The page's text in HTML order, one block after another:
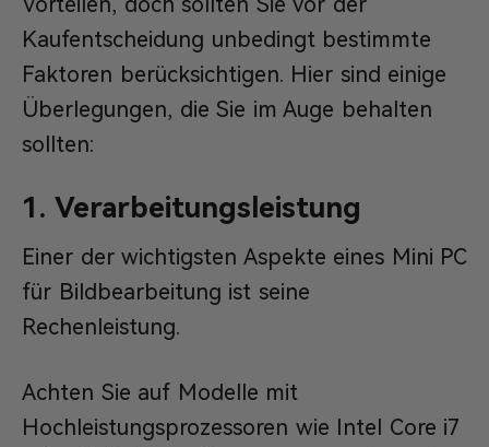
Kaufentscheidung unbedingt bestimmte
Faktoren berücksichtigen. Hier sind einige
Überlegungen, die Sie im Auge behalten
sollten:
1. Verarbeitungsleistung
Einer der wichtigsten Aspekte eines Mini PC
für Bildbearbeitung ist seine
Rechenleistung.
Achten Sie auf Modelle mit
Hochleistungsprozessoren wie Intel Core i7